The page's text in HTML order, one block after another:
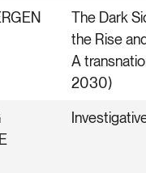
The Dark
the Rise
A
2030)